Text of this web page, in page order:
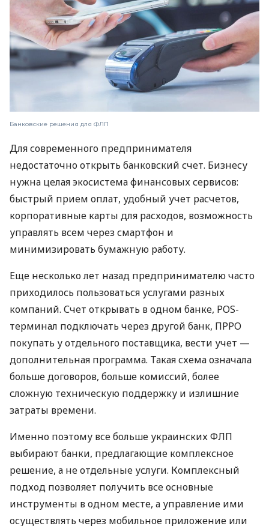
Банковские решения для ФЛП
Для современного предпринимателя
недостаточно открыть банковский счет. Бизнесу
нужна целая экосистема финансовых сервисов:
быстрый прием оплат, удобный учет расчетов,
корпоративные карты для расходов, возможность
управлять всем через смартфон и
минимизировать бумажную работу.
Еще несколько лет назад предпринимателю часто
приходилось пользоваться услугами разных
компаний. Счет открывать в одном банке, POS-
терминал подключать через другой банк, ПРРО
покупать у отдельного поставщика, вести учет —
дополнительная программа. Такая схема означала
больше договоров, больше комиссий, более
сложную техническую поддержку и излишние
затраты времени.
Именно поэтому все больше украинских ФЛП
выбирают банки, предлагающие комплексное
решение, а не отдельные услуги. Комплексный
подход позволяет получить все основные
инструменты в одном месте, а управление ими
осуществлять через мобильное приложение или